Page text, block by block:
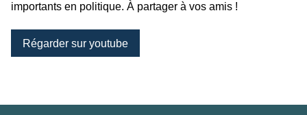
importants en politique. À partager à vos amis !
Régarder sur youtube